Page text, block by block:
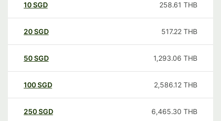
10SGD 258.61 THB
20SGD 517.22 THB
50SGD 1,293.06 THB
100SGD 2,586.12 THB
250SGD 6,465.30 THB